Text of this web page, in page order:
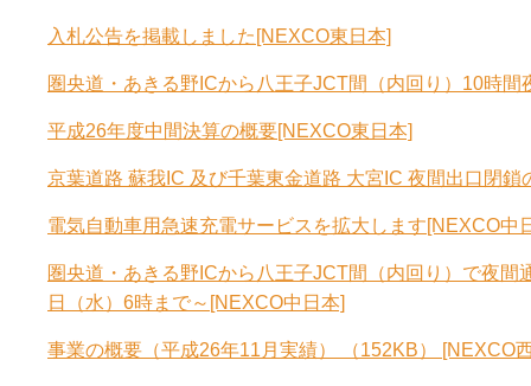
入札公告を掲載しました[NEXCO東日本]
圏央道・あきる野ICから八王子JCT間（内回り）10時
平成26年度中間決算の概要[NEXCO東日本]
京葉道路 蘇我IC 及び千葉東金道路 大宮IC 夜間出口閉
電気自動車用急速充電サービスを拡大します[NEXCO中
圏央道・あきる野ICから八王子JCT間（内回り）で夜
日（水）6時まで～[NEXCO中日本]
事業の概要（平成26年11月実績） （152KB） [NEXCO